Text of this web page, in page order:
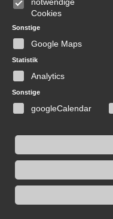
Cookies
Sonstige
Google Maps
Statistik
Analytics
Sonstige
googleCalendar